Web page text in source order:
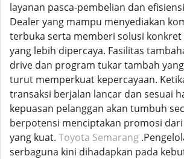
layanan pasca-pembelian dan
Dealer yang mampu menyediakan
terbuka serta memberi solusi
yang lebih dipercaya. Fasilitas
drive dan program tukar tambah
turut memperkuat kepercayaan.
transaksi berjalan lancar dan sesuai
kepuasan pelanggan akan tumbuh
berpotensi menciptakan promosi
yang kuat. Toyota Semarang
serbaguna kini dihadapkan pada